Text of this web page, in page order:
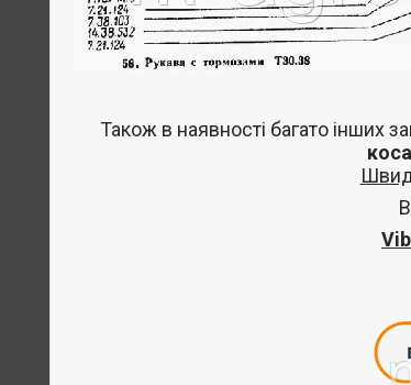
Також в наявності багато інших